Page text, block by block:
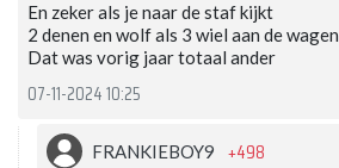
En zeker als je naar de staf kijkt
2 denen en wolf als 3 wiel aan de wagen
Dat was vorig jaar totaal ander
07-11-2024 10:25
FRANKIEBOY9 +498